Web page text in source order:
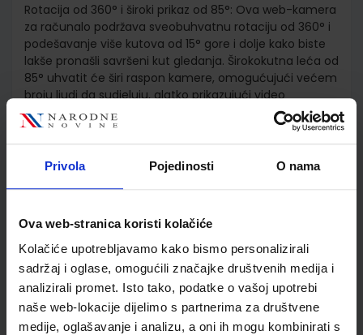
Privola Pojedinosti O nama
Ova web-stranica koristi kolačiće
Kolačiće upotrebljavamo kako bismo personalizirali
sadržaj i oglase, omogućili značajke društvenih medija i
analizirali promet. Isto tako, podatke o vašoj upotrebi
naše web-lokacije dijelimo s partnerima za društvene
medije, oglašavanje i analizu, a oni ih mogu kombinirati s
Rotacija od 360° i široki prikaz od 85°: Ova web-kamera
za računalo podržava sveobuhvatnu rotaciju od 360° i
podešavanje više kutova od 15° gore i dolje kako biste
lakše pronašli savršeni kut gledanja. Širokokutna leća od
85° uhvatit će širi raspon kamere, omogućujući većem
broju ljudi da sudjeluju, glatko prikazujući video
konferenciju s više osoba.
Plug & Play: Web kameru možete jednostavno postaviti
na monitor, prijenosno računalo, TV ili tronožac za
Zoomu i drugim platformama.
Rezolucija slike kamere: 2 Mpx
Funkcije: 2MP, 30fps, automatsko ispravljanje,
poništavanje šuma, svjetlo, dvostruki mikrofon, rotacija
od 360o, zumiranje